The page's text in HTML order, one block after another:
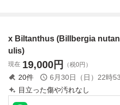
x Biltanthus (Billbergia
ulis)
現在 19,000円 （税0円）
20件 6月30日（日）22時
目立った傷や汚れなし